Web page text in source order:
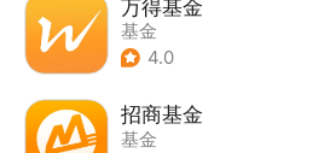
万得基金
基金
4.0
招商基金
基金